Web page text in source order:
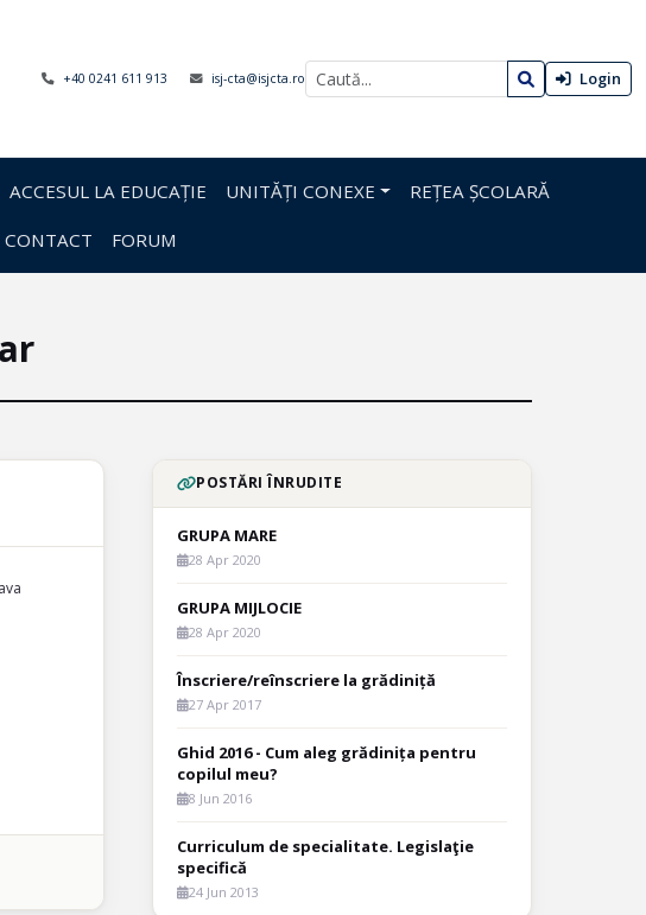
+40 0241 611 913 isj-cta@isjcta.ro Login
ACCESUL LA EDUCAȚIE UNITĂȚI CONEXE REȚEA ȘCOLARĂ
CONTACT FORUM
POSTĂRI ÎNRUDITE
GRUPA MARE
28 Apr 2020
GRUPA MIJLOCIE
28 Apr 2020
Înscriere/reînscriere la grădiniță
27 Apr 2017
Ghid 2016 - Cum aleg grădinița pentru
copilul meu?
8 Jun 2016
Curriculum de specialitate. Legislaţie
specifică
24 Jun 2013